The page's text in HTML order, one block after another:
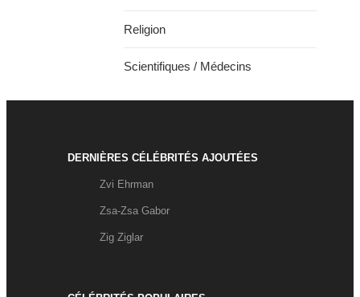
Religion
Scientifiques / Médecins
DERNIÈRES CÉLÉBRITÉS AJOUTÉES
Zvi Ehrman
Zsa-Zsa Gabor
Zig Ziglar